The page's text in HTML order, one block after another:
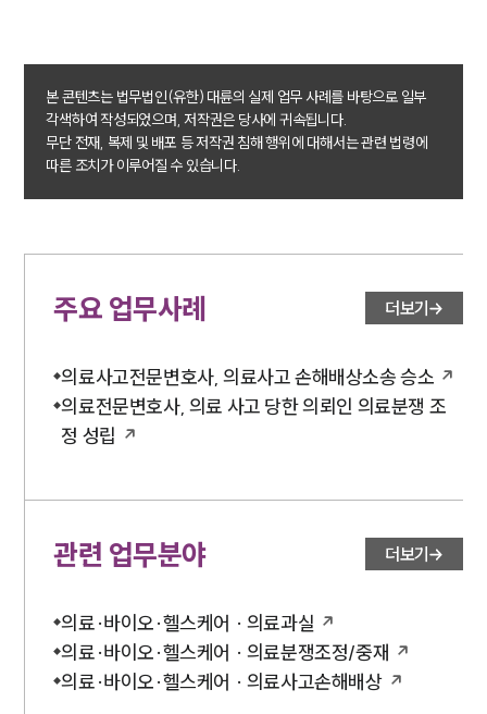
소식/자료
언론보도
공지사항
법률 블로그
법률서식
뉴스레터/브로슈어
대륜법률상담예약
본 콘텐츠는 법무법인(유한) 대륜의 실제 업무 사례를 바탕으로 일부
각색하여 작성되었으며, 저작권은 당사에 귀속됩니다.
무단 전재, 복제 및 배포 등 저작권 침해 행위에 대해서는 관련 법령에
따른 조치가 이루어질 수 있습니다.
주요 업무사례 더보기
의료사고전문변호사, 의료사고 손해배상소송 승소
의료전문변호사, 의료 사고 당한 의뢰인 의료분쟁 조
정 성립
관련 업무분야 더보기
의료·바이오·헬스케어 · 의료과실
의료·바이오·헬스케어 · 의료분쟁조정/중재
의료·바이오·헬스케어 · 의료사고손해배상